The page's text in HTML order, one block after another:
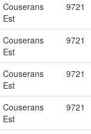
Couserans
Est
9721
Couserans
Est
9721
Couserans
Est
9721
Couserans
Est
9721